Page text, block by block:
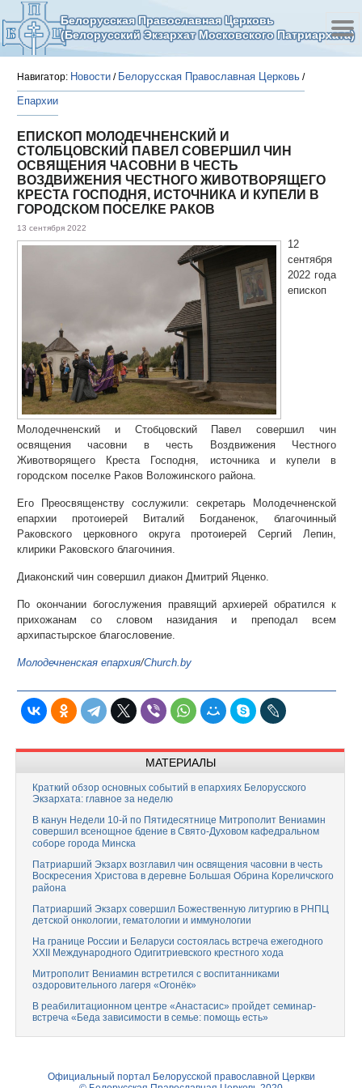
Белорусская Православная Церковь
(Белорусский Экзархат Московского Патриархата)
Навигатор: Новости / Белорусская Православная Церковь /
Епархии
ЕПИСКОП МОЛОДЕЧНЕНСКИЙ И
СТОЛБЦОВСКИЙ ПАВЕЛ СОВЕРШИЛ ЧИН
ОСВЯЩЕНИЯ ЧАСОВНИ В ЧЕСТЬ
ВОЗДВИЖЕНИЯ ЧЕСТНОГО ЖИВОТВОРЯЩЕГО
КРЕСТА ГОСПОДНЯ, ИСТОЧНИКА И КУПЕЛИ В
ГОРОДСКОМ ПОСЕЛКЕ РАКОВ
13 сентября 2022
12
сентября
2022 года
епископ
Молодечненский и Стобцовский Павел совершил чин
освящения часовни в честь Воздвижения Честного
Животворящего Креста Господня, источника и купели в
городском поселке Раков Воложинского района.
Его Преосвященству сослужили: секретарь Молодечненской
епархии протоиерей Виталий Богданенок, благочинный
Раковского церковного округа протоиерей Сергий Лепин,
клирики Раковского благочиния.
Диаконский чин совершил диакон Дмитрий Яценко.
По окончании богослужения правящий архиерей обратился к
прихожанам со словом назидания и преподал всем
архипастырское благословение.
Молодечненская епархия/Church.by
МАТЕРИАЛЫ
Краткий обзор основных событий в епархиях Белорусского
Экзархата: главное за неделю
В канун Недели 10-й по Пятидесятнице Митрополит Вениамин
совершил всенощное бдение в Свято-Духовом кафедральном
соборе города Минска
Патриарший Экзарх возглавил чин освящения часовни в честь
Воскресения Христова в деревне Большая Обрина Кореличского
района
Патриарший Экзарх совершил Божественную литургию в РНПЦ
детской онкологии, гематологии и иммунологии
На границе России и Беларуси состоялась встреча ежегодного
XXII Международного Одигитриевского крестного хода
Митрополит Вениамин встретился с воспитанниками
оздоровительного лагеря «Огонёк»
В реабилитационном центре «Анастасис» пройдет семинар-
встреча «Беда зависимости в семье: помощь есть»
Официальный портал Белорусской православной Церкви